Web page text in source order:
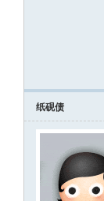
纸砚债